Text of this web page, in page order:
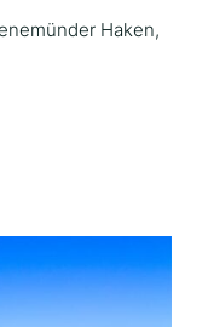
Haken,